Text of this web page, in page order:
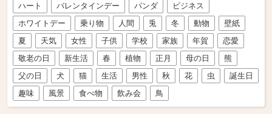
ハート
バレンタインデー パンダ
ビジネス
ホワイトデー
乗り物 人間 兎 冬 動物
壁紙
夏
天気 女性 子供 学校 家族 年賀
恋愛
敬老の日
新生活 春 植物 正月 母の日
熊
父の日
犬 猫 生活 男性 秋 花 虫
誕生日
趣味
風景 食べ物 飲み会 鳥